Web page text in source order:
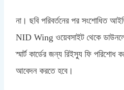
না। ছবি পরিবর্তনের পর সংশোধিত
NID Wing ওয়েবসাইট থেকে
স্মার্ট কার্ডের জন্য রিইস্যু ফি পরিশোধ
আবেদন করতে হবে।